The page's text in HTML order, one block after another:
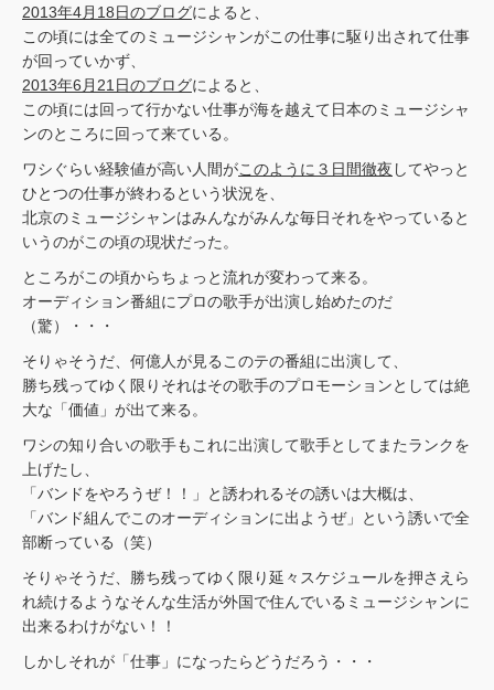
2013年4月18日のブログによると、
この頃には全てのミュージシャンがこの仕事に駆り出されて仕事
が回っていかず、
2013年6月21日のブログによると、
この頃には回って行かない仕事が海を越えて日本のミュージシャ
ンのところに回って来ている。
ワシぐらい経験値が高い人間がこのように３日間徹夜 してやっと
ひとつの仕事が終わるという状況を、
北京のミュージシャンはみんながみんな毎日それをやっていると
いうのがこの頃の現状だった。
ところがこの頃からちょっと流れが変わって来る。
オーディション番組にプロの歌手が出演し始めたのだ
（驚）・・・
そりゃそうだ、何億人が見るこのテの番組に出演して、
勝ち残ってゆく限りそれはその歌手のプロモーションとしては絶
大な「価値」が出て来る。
ワシの知り合いの歌手もこれに出演して歌手としてまたランクを
上げたし、
「バンドをやろうぜ！！」と誘われるその誘いは大概は、
「バンド組んでこのオーディションに出ようぜ」という誘いで全
部断っている（笑）
そりゃそうだ、勝ち残ってゆく限り延々スケジュールを押さえら
れ続けるようなそんな生活が外国で住んでいるミュージシャンに
出来るわけがない！！
しかしそれが「仕事」になったらどうだろう・・・